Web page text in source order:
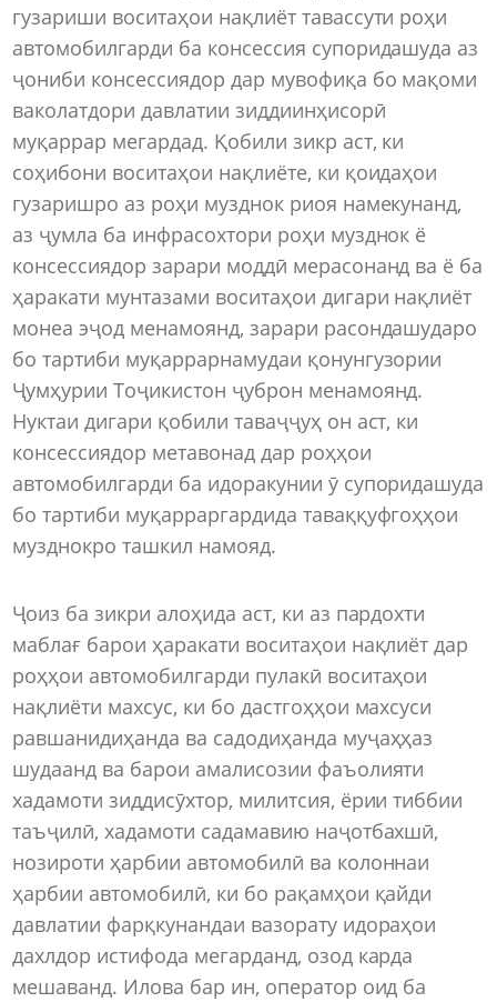
гузариши воситаҳои нақлиёт тавассути роҳи
автомобилгарди ба консессия супоридашуда аз
ҷониби консессиядор дар мувофиқа бо мақоми
ваколатдори давлатии зиддиинҳисорӣ
муқаррар мегардад. Қобили зикр аст, ки
соҳибони воситаҳои нақлиёте, ки қоидаҳои
гузаришро аз роҳи музднок риоя намекунанд,
аз ҷумла ба инфрасохтори роҳи музднок ё
консессиядор зарари моддӣ мерасонанд ва ё ба
ҳаракати мунтазами воситаҳои дигари нақлиёт
монеа эҷод менамоянд, зарари расондашударо
бо тартиби муқаррарнамудаи қонунгузории
Ҷумҳурии Тоҷикистон ҷуброн менамоянд.
Нуктаи дигари қобили таваҷҷуҳ он аст, ки
консессиядор метавонад дар роҳҳои
автомобилгарди ба идоракунии ӯ супоридашуда
бо тартиби муқарраргардида таваққуфгоҳҳои
музднокро ташкил намояд.
Ҷоиз ба зикри алоҳида аст, ки аз пардохти
маблағ барои ҳаракати воситаҳои нақлиёт дар
роҳҳои автомобилгарди пулакӣ воситаҳои
нақлиёти махсус, ки бо дастгоҳҳои махсуси
равшанидиҳанда ва садодиҳанда муҷаҳҳаз
шудаанд ва барои амалисозии фаъолияти
хадамоти зиддисӯхтор, милитсия, ёрии тиббии
таъҷилӣ, хадамоти садамавию наҷотбахшӣ,
нозироти ҳарбии автомобилӣ ва колоннаи
ҳарбии автомобилӣ, ки бо рақамҳои қайди
давлатии фарқкунандаи вазорату идораҳои
дахлдор истифода мегарданд, озод карда
мешаванд. Илова бар ин, оператор оид ба